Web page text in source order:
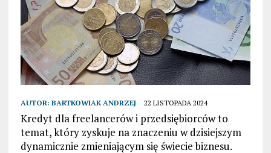
AUTOR: BARTKOWIAK ANDRZEJ 22 LISTOPADA 2024
Kredyt dla freelancerów i przedsiębiorców to
temat, który zyskuje na znaczeniu w dzisiejszym
dynamicznie zmieniającym się świecie biznesu.